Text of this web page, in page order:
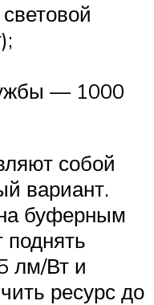
— 1000
собой
вариант.
буферным
поднять
лм/Вт и
ресурс до